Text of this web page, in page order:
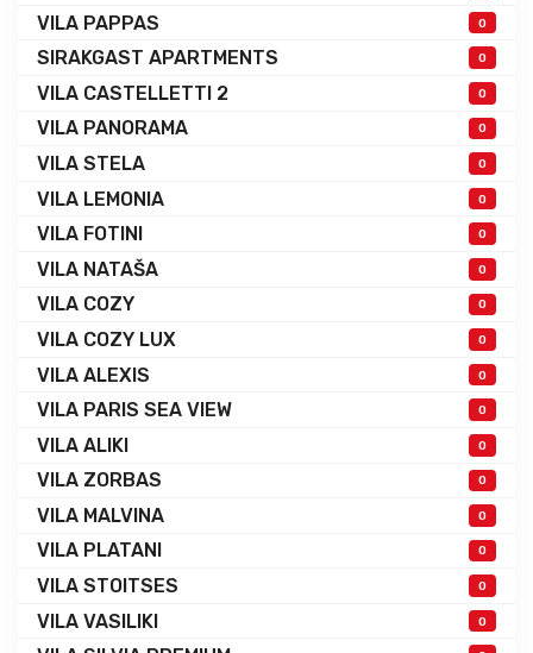
VILA PAPPAS 0
SIRAKGAST APARTMENTS 0
VILA CASTELLETTI 2 0
VILA PANORAMA 0
VILA STELA 0
VILA LEMONIA 0
VILA FOTINI 0
VILA NATAŠA 0
VILA COZY 0
VILA COZY LUX 0
VILA ALEXIS 0
VILA PARIS SEA VIEW 0
VILA ALIKI 0
VILA ZORBAS 0
VILA MALVINA 0
VILA PLATANI 0
VILA STOITSES 0
VILA VASILIKI 0